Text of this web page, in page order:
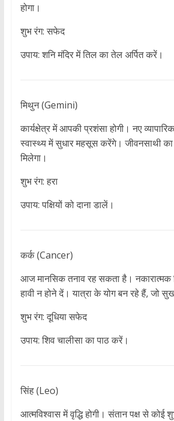
होगा।
शुभ रंग: सफेद
उपाय: शनि मंदिर में तिल का तेल अर्पित करें।
मिथुन (Gemini)
कार्यक्षेत्र में आपकी प्रशंसा होगी। नए
स्वास्थ्य में सुधार महसूस करेंगे। जीवनसाथी
मिलेगा।
शुभ रंग: हरा
उपाय: पक्षियों को दाना डालें।
कर्क (Cancer)
आज मानसिक तनाव रह सकता है। नकारात्मक
हावी न होने दें। यात्रा के योग बन रहे हैं, जो
शुभ रंग: दूधिया सफेद
उपाय: शिव चालीसा का पाठ करें।
सिंह (Leo)
आत्मविश्वास में वृद्धि होगी। संतान पक्ष से कोई